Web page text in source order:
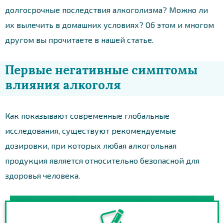
долгосрочные последствия алкоголизма? Можно ли
их вылечить в домашних условиях? Об этом и многом
другом вы прочитаете в нашей статье.
Первые негативные симптомы
влияния алкоголя
Как показывают современные глобальные
исследования, существуют рекомендуемые
дозировки, при которых любая алкогольная
продукция является относительно безопасной для
здоровья человека.